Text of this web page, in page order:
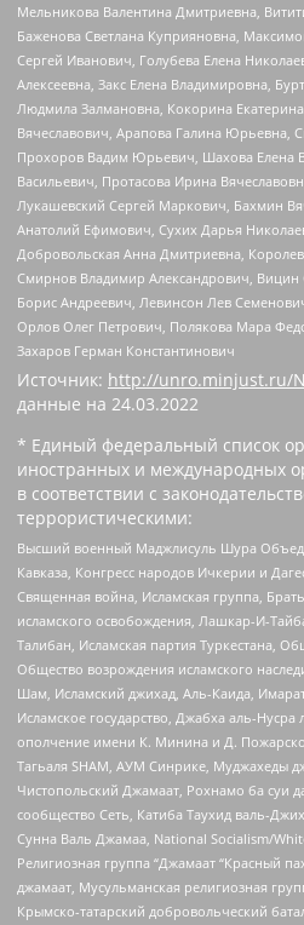
Мельникова Валентина Дмитриевна,
Баженова Светлана Куприяновна,
Сергей Иванович, Голубева Елена
Алексеевна, Закс Елена Владимировна,
Людмила Залмановна, Кокорина
Вячеславович, Арапова Галина Юрьевна,
Прохоров Вадим Юрьевич, Шахова Елена
Васильевич, Протасова Ирина
Лукашевский Сергей Маркович, Бахмин
Анатолий Ефимович, Сухих Дарья
Добровольская Анна Дмитриевна,
Смирнов Владимир Александрович, Вицин
Борис Андреевич, Левинсон Лев
Орлов Олег Петрович, Полякова Мара
Захаров Герман Константинович
Источник: http://unro.minjust.ru/
данные на 24.03.2022
* Единый федеральный список
иностранных и международных
в соответствии с
террористическими:
Высший военный Маджлисуль Шура
Кавказа, Конгресс народов Ичкерии и
Священная война, Исламская группа,
исламского освобождения, Лашкар-И-
Талибан, Исламская партия Туркестана,
Общество возрождения исламского
Шам, Исламский джихад, Аль-Каида,
Исламское государство, Джабха аль-
ополчение имени К. Минина и Д.
Тагьаля SHAM, АУМ Синрике, Муджахеды
Чистопольский Джамаат, Рохнамо ба суи
сообщество Сеть, Катиба Таухид валь-
Сунна Валь Джамаа, National Socialism/
Религиозная группа “Джамаат “Красный
джамаат, Мусульманская религиозная
Крымско-татарский добровольческий